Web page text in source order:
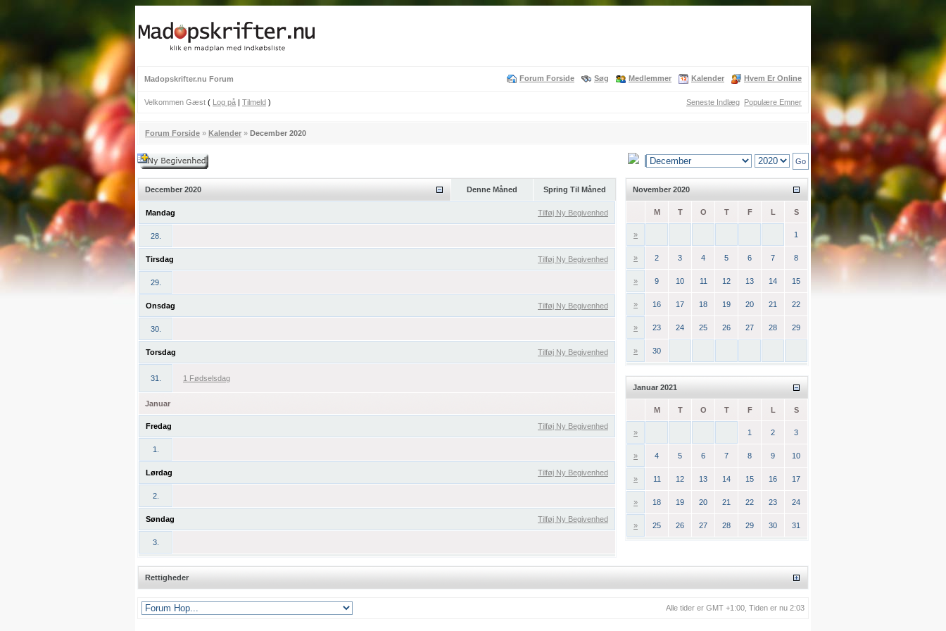
Madopskrifter.nu Forum Forum Forside Søg Medlemmer Kalender Hvem Er Online
Velkommen Gæst ( Log på | Tilmeld ) Seneste Indlæg Populære Emner
Forum Forside » Kalender » December 2020
December 2020 Denne Måned Spring Til Måned
Mandag Tilføj Ny Begivenhed
28.
Tirsdag Tilføj Ny Begivenhed
29.
Onsdag Tilføj Ny Begivenhed
30.
Torsdag Tilføj Ny Begivenhed
31. 1 Fødselsdag
Januar
Fredag Tilføj Ny Begivenhed
1.
Lørdag Tilføj Ny Begivenhed
2.
Søndag Tilføj Ny Begivenhed
3.
November 2020
M T O T F L S
» 1
» 2 3 4 5 6 7 8
» 9 10 11 12 13 14 15
» 16 17 18 19 20 21 22
» 23 24 25 26 27 28 29
» 30
Januar 2021
M T O T F L S
» 1 2 3
» 4 5 6 7 8 9 10
» 11 12 13 14 15 16 17
» 18 19 20 21 22 23 24
» 25 26 27 28 29 30 31
Rettigheder
Alle tider er GMT +1:00, Tiden er nu 2:03